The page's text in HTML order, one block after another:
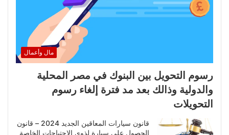
مال وأعمال
رسوم التحويل بين البنوك في مصر المحلية
والدولية وذالك بعد مد فترة إلغاء رسوم
التحويلات
قانون سيارات المعاقين الجديد 2024 – قانون
الحصول على سيارة لذوي الاحتياجات الخاصة